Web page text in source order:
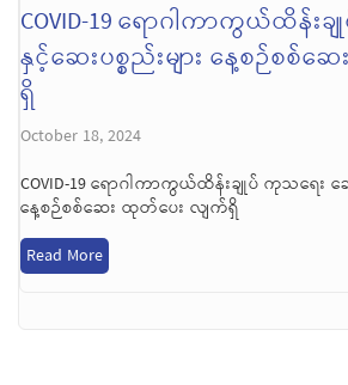
COVID-19 ရောဂါကာကွယ်ထိန်း
နှင့်ဆေးပစ္စည်းများ နေ့စဉ်စစ်
ရှိ
October 18, 2024
COVID-19 ရောဂါကာကွယ်ထိန်းချုပ် ကုသရေး ဆေ
နေ့စဉ်စစ်ဆေး ထုတ်ပေး လျက်ရှိ
Read More